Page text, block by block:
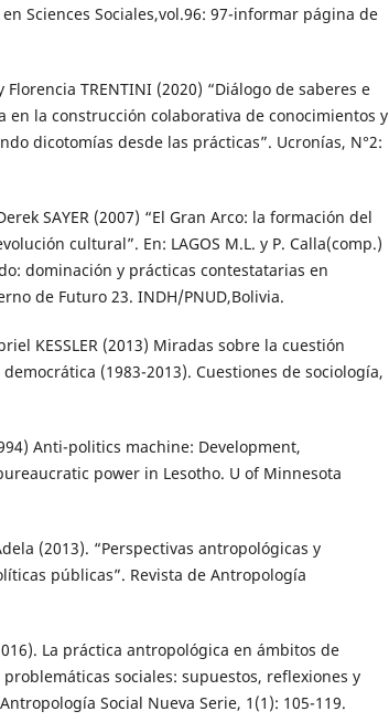
Sciences Sociales,vol.96: 97-informar página de
Florencia TRENTINI (2020) “Diálogo de saberes e
en la construcción colaborativa de conocimientos y
dicotomías desde las prácticas”. Ucronías, N°2:
SAYER (2007) “El Gran Arco: la formación del
cultural”. En: LAGOS M.L. y P. Calla(comp.)
dominación y prácticas contestatarias en
de Futuro 23. INDH/PNUD,Bolivia.
KESSLER (2013) Miradas sobre la cuestión
(1983-2013). Cuestiones de sociología,
Anti-politics machine: Development,
power in Lesotho. U of Minnesota
(2013). “Perspectivas antropológicas y
públicas”. Revista de Antropología
La práctica antropológica en ámbitos de
sociales: supuestos, reflexiones y
Social Nueva Serie, 1(1): 105-119.